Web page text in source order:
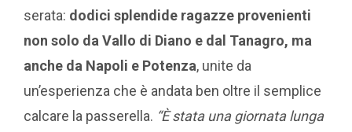
serata: dodici splendide ragazze provenienti
non solo da Vallo di Diano e dal Tanagro, ma
anche da Napoli e Potenza, unite da
un’esperienza che è andata ben oltre il semplice
calcare la passerella. “È stata una giornata lunga